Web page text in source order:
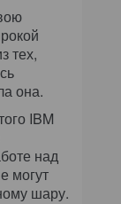
тех,
она.
IBM
над
могут
шару.